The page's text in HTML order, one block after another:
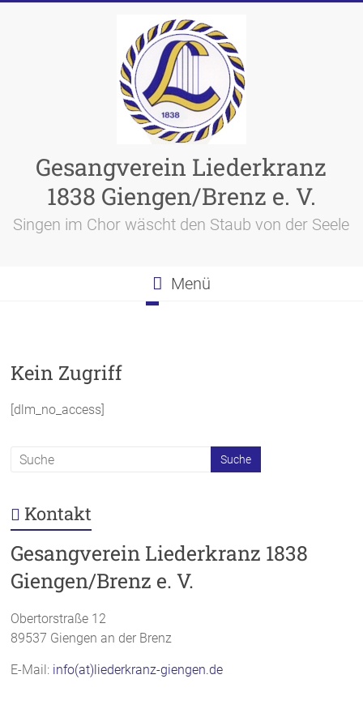
Gesangverein Liederkranz
1838 Giengen/Brenz e. V.
Singen im Chor wäscht den Staub von der Seele
Menü
Kein Zugriff
[dlm_no_access]
Kontakt
Gesangverein Liederkranz 1838
Giengen/Brenz e. V.
Obertorstraße 12
89537 Giengen an der Brenz
E-Mail: info(at)liederkranz-giengen.de